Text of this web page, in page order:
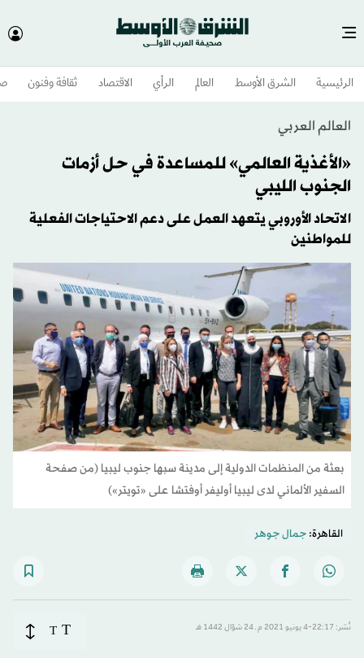
الرئيسية الشرق الأوسط​ العالم الرأي الاقتصاد ثقافة وفنون
العالم العربي
«الأغذية العالمي» للمساعدة في حل أزمات
الجنوب الليبي
الاتحاد الأوروبي يتعهد العمل على دعم الاحتياجات الفعلية
للمواطنين
بعثة من المنظمات الدولية إلى مدينة سبها جنوب ليبيا (من صفحة
السفير الألماني لدى ليبيا أوليفر أوفتشا على «تويتر»)
القاهرة:جمال جوهر
نُشر: 22:17-4 يونيو 2021 م ـ 24 شوّال 1442 هـ T
T